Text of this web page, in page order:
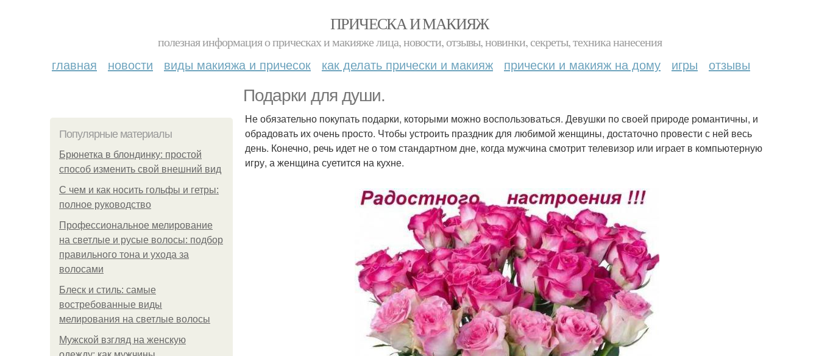
ПРИЧЕСКА И МАКИЯЖ
полезная информация о прическах и макияже лица, новости, отзывы, новинки, секреты, техника нанесения
главная новости виды макияжа и причесок как делать прически и макияж прически и макияж на дому игры отзывы
Подарки для души.
Популярные материалы
Брюнетка в блондинку: простой
способ изменить свой внешний вид
С чем и как носить гольфы и гетры:
полное руководство
Профессиональное мелирование
на светлые и русые волосы: подбор
правильного тона и ухода за
волосами
Блеск и стиль: самые
востребованные виды
мелирования на светлые волосы
Мужской взгляд на женскую
Не обязательно покупать подарки, которыми можно воспользоваться. Девушки по своей природе романтичны, и
обрадовать их очень просто. Чтобы устроить праздник для любимой женщины, достаточно провести с ней весь
день. Конечно, речь идет не о том стандартном дне, когда мужчина смотрит телевизор или играет в компьютерную
игру, а женщина суетится на кухне.